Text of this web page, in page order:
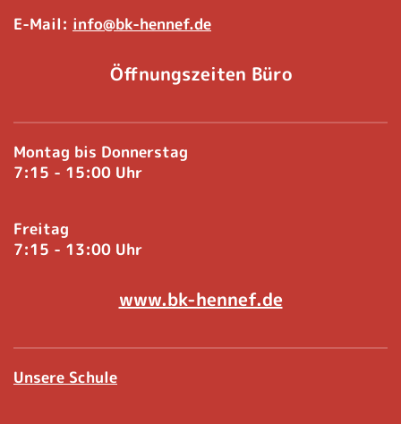
E-Mail: info@bk-hennef.de
Öffnungszeiten Büro
Montag bis Donnerstag
7:15 - 15:00 Uhr
Freitag
7:15 - 13:00 Uhr
www.bk-hennef.de
Unsere Schule